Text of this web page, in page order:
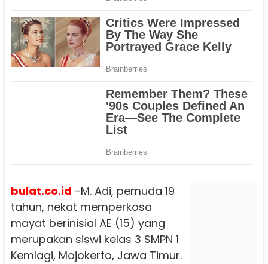
bulat.co.id -M. Adi, pemuda 19
tahun, nekat memperkosa
mayat berinisial AE (15) yang
merupakan siswi kelas 3 SMPN 1
Kemlagi, Mojokerto, Jawa Timur.